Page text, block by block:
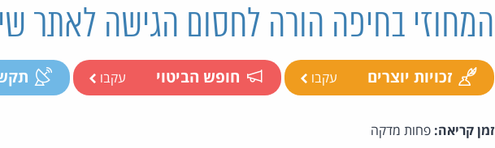
המחוזי בחיפה הורה לחסום הגישה לאתר
זכויות יוצרים עקבו חופש הביטוי עקבו
זמן קריאה: פחות מדקה